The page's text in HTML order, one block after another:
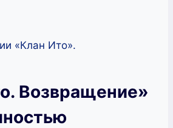
«Клан Ито».
Возвращение»